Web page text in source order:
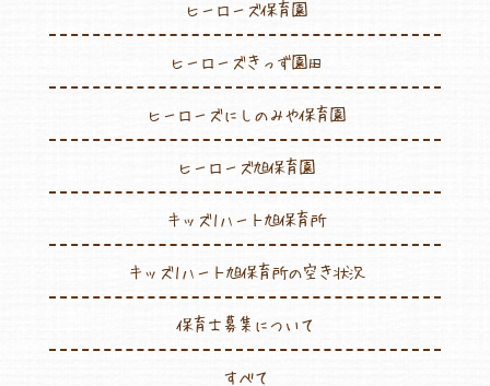
ヒーローズ保育園
ヒーローズきっず園田
ヒーローズにしのみや保育園
ヒーローズ旭保育園
キッズ1ハート旭保育所
キッズ1ハート旭保育所の空き状況
保育士募集について
すべて